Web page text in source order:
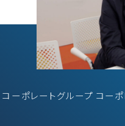
コーポレートグループ コー